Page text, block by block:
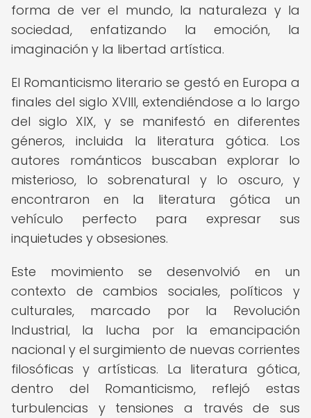
forma de ver el mundo, la naturaleza y la
sociedad, enfatizando la emoción, la
imaginación y la libertad artística.
El Romanticismo literario se gestó en Europa a
finales del siglo XVIII, extendiéndose a lo largo
del siglo XIX, y se manifestó en diferentes
géneros, incluida la literatura gótica. Los
autores románticos buscaban explorar lo
misterioso, lo sobrenatural y lo oscuro, y
encontraron en la literatura gótica un
vehículo perfecto para expresar sus
inquietudes y obsesiones.
Este movimiento se desenvolvió en un
contexto de cambios sociales, políticos y
culturales, marcado por la Revolución
Industrial, la lucha por la emancipación
nacional y el surgimiento de nuevas corrientes
filosóficas y artísticas. La literatura gótica,
dentro del Romanticismo, reflejó estas
turbulencias y tensiones a través de sus